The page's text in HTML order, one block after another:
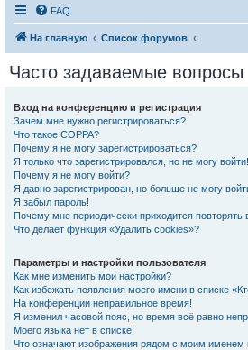
FAQ
На главную Список форумов
Часто задаваемые вопросы
Вход на конференцию и регистрация
Зачем мне нужно регистрироваться?
Что такое COPPA?
Почему я не могу зарегистрироваться?
Я только что зарегистрировался, но не могу войти!
Почему я не могу войти?
Я давно зарегистрирован, но больше не могу
Я забыл пароль!
Почему мне периодически приходится повторять
Что делает функция «Удалить cookies»?
Параметры и настройки пользователя
Как мне изменить мои настройки?
Как избежать появления моего имени в списке
На конференции неправильное время!
Я изменил часовой пояс, но время всё равно
Моего языка нет в списке!
Что означают изображения рядом с моим именем